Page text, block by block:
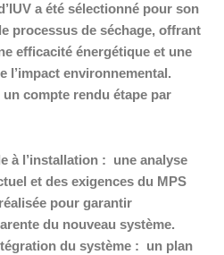
a été sélectionné pour son
processus de séchage, offrant
efficacité énergétique et une
l’impact environnemental.
compte rendu étape par
à l’installation : une analyse
et des exigences du MPS
pour garantir
du nouveau système.
du système : un plan